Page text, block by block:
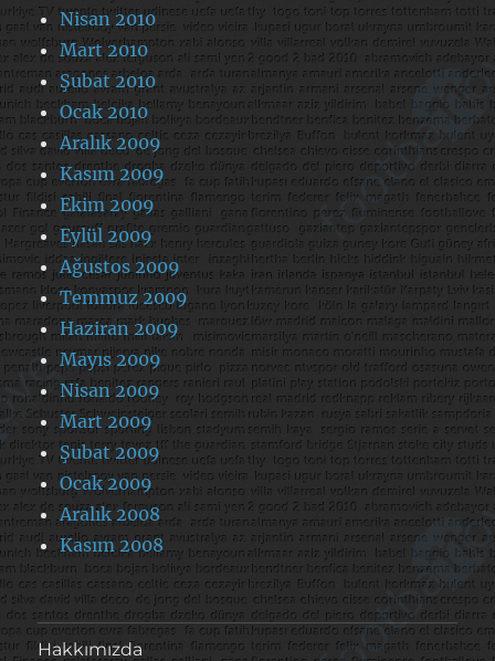
Nisan 2010
Mart 2010
Şubat 2010
Ocak 2010
Aralık 2009
Kasım 2009
Ekim 2009
Eylül 2009
Ağustos 2009
Temmuz 2009
Haziran 2009
Mayıs 2009
Nisan 2009
Mart 2009
Şubat 2009
Ocak 2009
Aralık 2008
Kasım 2008
Hakkımızda